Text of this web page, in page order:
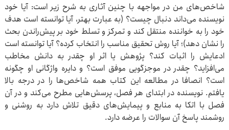
شاخص‌های من در مواجهه با چنین آثاری به شرح زیر است: آیا خود
نویسنده می‌داند دنبال چیست؟ (به عبارت بهتر، آیا توانسته است هدف
خود را به خواننده منتقل کند و تمرکز و تسلط خود بر پیش‌راندن بحث
را نشان دهد)؛ آیا روش تحقیق مناسب را انتخاب کرده؟ آیا توانسته است
ادعایش را اثبات کند؟ پژوهش یا اثر او چقدر به دانش مخاطب
می‌افزاید؟ چقدر در موجزگویی موفق است؟ و دایره واژگانی او چگونه
است؟ انصافا در مطالعه این کتاب همه شاخص‌ها را در درجه بالا
یافتم. نویسنده در ابتدای هر فصل، پرسش‌هایی مطرح می‌کند و در آن
فصل با اتکا به منابع و پیمایش‌های دقیق تلاش دارد به روشنی و
روشمند پاسخ آن سوالات را عرضه دارد.